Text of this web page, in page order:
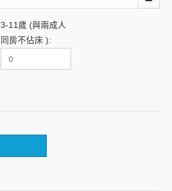
3-11歲 (與兩成人
同房不佔床 ):